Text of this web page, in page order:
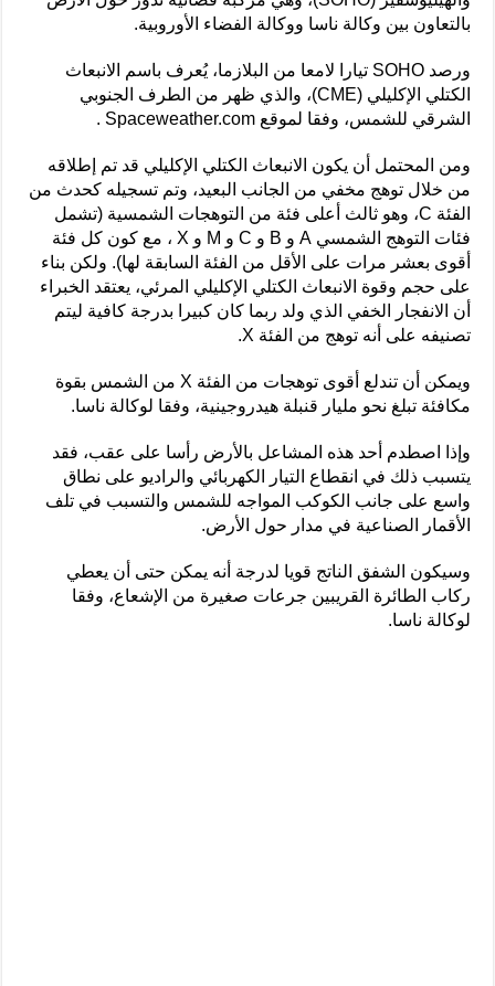
بالتعاون بين وكالة ناسا ووكالة الفضاء الأوروبية.
ورصد SOHO تيارا لامعا من البلازما، يُعرف باسم الانبعاث
الكتلي الإكليلي (CME)، والذي ظهر من الطرف الجنوبي
الشرقي للشمس، وفقا لموقع Spaceweather.com .
ومن المحتمل أن يكون الانبعاث الكتلي الإكليلي قد تم إطلاقه
من خلال توهج مخفي من الجانب البعيد، وتم تسجيله كحدث من
الفئة C، وهو ثالث أعلى فئة من التوهجات الشمسية (تشمل
فئات التوهج الشمسي A و B و C و M و X ، مع كون كل فئة
أقوى بعشر مرات على الأقل من الفئة السابقة لها). ولكن بناء
على حجم وقوة الانبعاث الكتلي الإكليلي المرئي، يعتقد الخبراء
أن الانفجار الخفي الذي ولد ربما كان كبيرا بدرجة كافية ليتم
تصنيفه على أنه توهج من الفئة X.
ويمكن أن تندلع أقوى توهجات من الفئة X من الشمس بقوة
مكافئة تبلغ نحو مليار قنبلة هيدروجينية، وفقا لوكالة ناسا.
وإذا اصطدم أحد هذه المشاعل بالأرض رأسا على عقب، فقد
يتسبب ذلك في انقطاع التيار الكهربائي والراديو على نطاق
واسع على جانب الكوكب المواجه للشمس والتسبب في تلف
الأقمار الصناعية في مدار حول الأرض.
وسيكون الشفق الناتج قويا لدرجة أنه يمكن حتى أن يعطي
ركاب الطائرة القريبين جرعات صغيرة من الإشعاع، وفقا
لوكالة ناسا.